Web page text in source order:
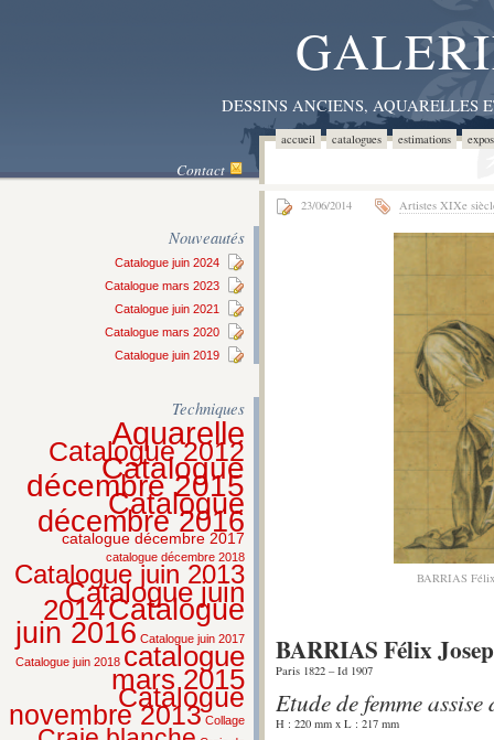
DESSINS ANCIENS,
accueil catalogues estimations
Contact
Nouveautés
Catalogue juin 2024
Catalogue mars 2023
Catalogue juin 2021
Catalogue mars 2020
Catalogue juin 2019
Techniques
Aquarelle
Catalogue 2012
Catalogue
décembre 2015
Catalogue
décembre 2016
catalogue décembre 2017
catalogue décembre 2018
Catalogue juin 2013
Catalogue juin
2014Catalogue
juin 2016 Catalogue juin 2017
Catalogue juin 2018 catalogue
mars 2015
Catalogue
novembre 2013 Collage
23/06/2014 Artistes XIXe
BARRIAS Félix
BARRIAS Félix
Paris 1822 – Id 1907
Etude de femme assise
H : 220 mm x L : 217 mm